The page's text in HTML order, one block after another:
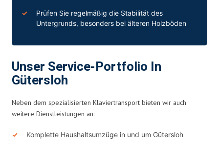
Prüfen Sie regelmäßig die Stabilität des
Untergrunds, besonders bei älteren Holzböden
Unser Service-Portfolio In
Gütersloh
Neben dem spezialisierten Klaviertransport bieten wir auch
weitere Dienstleistungen an:
Komplette Haushaltsumzüge in und um Gütersloh